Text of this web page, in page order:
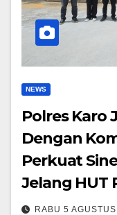
NEWS
Polres Karo
Dengan
Perkuat
Jelang HUT
RABU 5